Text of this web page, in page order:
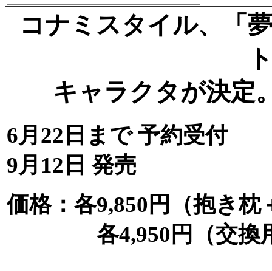
コナミスタイル、「
キャラクタが決定
6月22日まで 予約受付
9月12日 発売
価格：各9,850円（抱き枕
各4,950円（交換用